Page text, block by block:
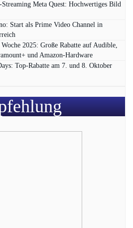
Meta Quest: Hochwertiges Bild
Start als Prime Video Channel in
2025: Große Rabatte auf Audible,
und Amazon‑Hardware
Top-Rabatte am 7. und 8. Oktober